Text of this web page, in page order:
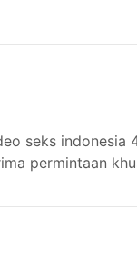
seks
permintaan